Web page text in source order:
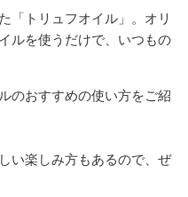
「トリュフオイル」。オリ
ルを使うだけで、いつもの
のおすすめの使い方をご紹
い楽しみ方もあるので、ぜ